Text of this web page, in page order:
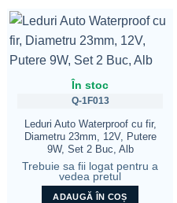
În stoc
Q-1F013
Leduri Auto Waterproof cu fir,
Diametru 23mm, 12V, Putere
9W, Set 2 Buc, Alb
Trebuie sa fii logat pentru a
vedea pretul
ADAUGĂ ÎN COȘ